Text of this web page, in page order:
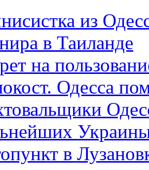
из
в Таиланде
на
Одесса
в